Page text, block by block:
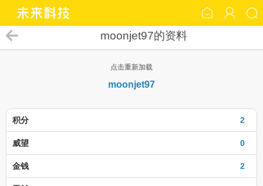
moonjet97的资料
点击重新加载
moonjet97
2
积分
0
威望
2
金钱